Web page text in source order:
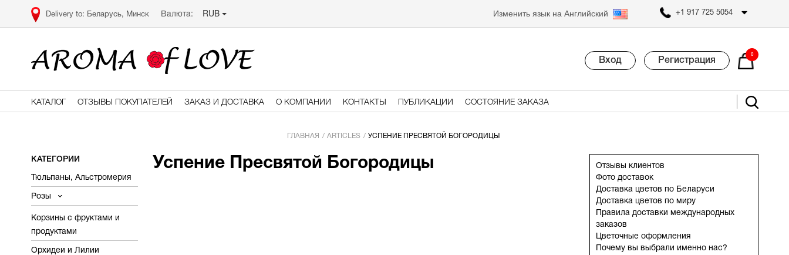
Беларусь, Минск Валюта: RUB Изменить язык на Английский +1 917 725 5054
Вход Регистрация
0
КАТАЛОГ ОТЗЫВЫ ПОКУПАТЕЛЕЙ ЗАКАЗ И ДОСТАВКА О КОМПАНИИ КОНТАКТЫ ПУБЛИКАЦИИ СОСТОЯНИЕ ЗАКАЗА
ГЛАВНАЯ ARTICLES УСПЕНИЕ ПРЕСВЯТОЙ БОГОРОДИЦЫ
КАТЕГОРИИ
Тюльпаны, Альстромерия
Розы
Корзины с фруктами и
продуктами
Орхидеи и Лилии
Успение Пресвятой Богородицы
Отзывы клиентов
Фото доставок
Доставка цветов по Беларуси
Доставка цветов по миру
Правила доставки международных
заказов
Цветочные оформления
Почему вы выбрали именно нас?